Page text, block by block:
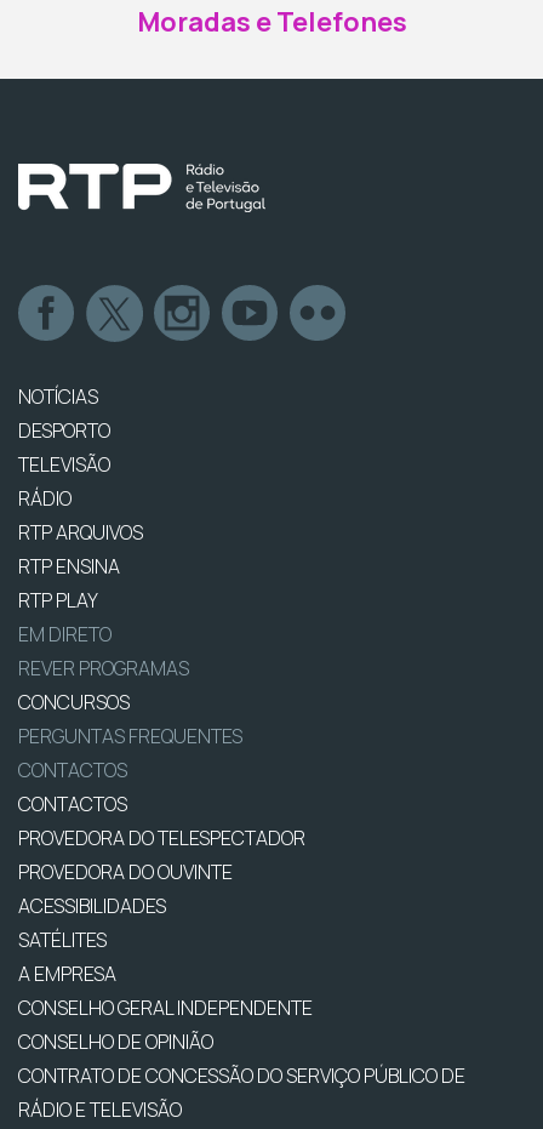
Moradas e Telefones
NOTÍCIAS
DESPORTO
TELEVISÃO
RÁDIO
RTP ARQUIVOS
RTP ENSINA
RTP PLAY
EM DIRETO
REVER PROGRAMAS
CONCURSOS
PERGUNTAS FREQUENTES
CONTACTOS
CONTACTOS
PROVEDORA DO TELESPECTADOR
PROVEDORA DO OUVINTE
ACESSIBILIDADES
SATÉLITES
A EMPRESA
CONSELHO GERAL INDEPENDENTE
CONSELHO DE OPINIÃO
CONTRATO DE CONCESSÃO DO SERVIÇO PÚBLICO DE
RÁDIO E TELEVISÃO